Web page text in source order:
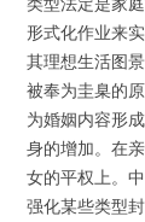
形式化作业来
其理想生活图
被奉为圭臬的
为婚姻内容形
身的增加。在
女的平权上。
强化某些类型